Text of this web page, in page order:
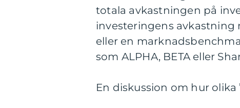
totala avkastningen på
investeringens avkastning
eller en
som ALPHA, BETA eller
En diskussion om hur olika